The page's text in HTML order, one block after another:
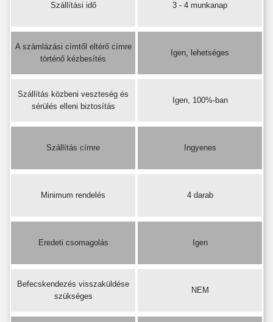
Szállítási idő 3 - 4 munkanap
A számlázási címtől eltérő címre
történő kézbesítés
Igen, lehetséges
Szállítás közbeni veszteség és
sérülés elleni biztosítás
Igen, 100%-ban
Szállítás címre Ingyenes
Minimum rendelés 4 darab
Eredeti csomagolás Igen
Befecskendezés visszaküldése
szükséges
NEM